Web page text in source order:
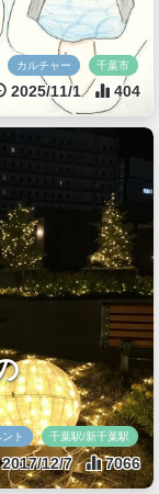
カルチャー 千葉市
2025/11/1 404
ト 千葉駅/新千葉駅
12/7 7066